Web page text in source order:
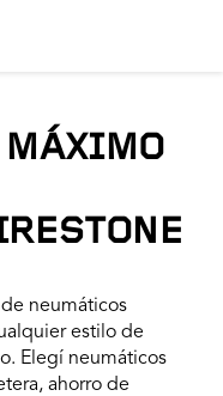
MÁXIMO
neumáticos
estilo de
Elegí neumáticos
ahorro de